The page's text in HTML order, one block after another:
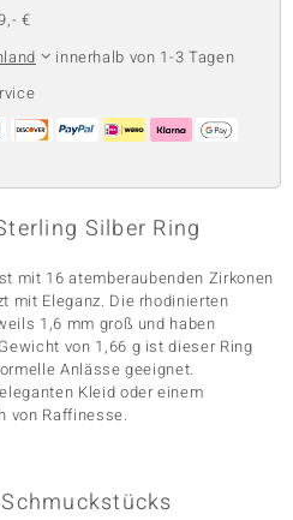
€
innerhalb von 1-3 Tagen
Silber Ring
mit 16 atemberaubenden Zirkonen
mit Eleganz. Die rhodinierten
1,6 mm groß und haben
von 1,66 g ist dieser Ring
Anlässe geeignet.
Kleid oder einem
von Raffinesse.